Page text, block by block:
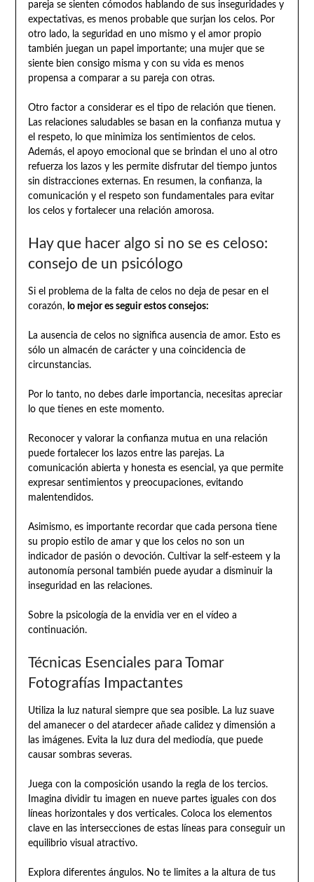
pareja se sienten cómodos hablando de sus inseguridades y
expectativas, es menos probable que surjan los celos. Por
otro lado, la seguridad en uno mismo y el amor propio
también juegan un papel importante; una mujer que se
siente bien consigo misma y con su vida es menos
propensa a comparar a su pareja con otras.
Otro factor a considerar es el tipo de relación que tienen.
Las relaciones saludables se basan en la confianza mutua y
el respeto, lo que minimiza los sentimientos de celos.
Además, el apoyo emocional que se brindan el uno al otro
refuerza los lazos y les permite disfrutar del tiempo juntos
sin distracciones externas. En resumen, la confianza, la
comunicación y el respeto son fundamentales para evitar
los celos y fortalecer una relación amorosa.
Hay que hacer algo si no se es celoso:
consejo de un psicólogo
Si el problema de la falta de celos no deja de pesar en el
corazón, lo mejor es seguir estos consejos:
La ausencia de celos no significa ausencia de amor. Esto es
sólo un almacén de carácter y una coincidencia de
circunstancias.
Por lo tanto, no debes darle importancia, necesitas apreciar
lo que tienes en este momento.
Reconocer y valorar la confianza mutua en una relación
puede fortalecer los lazos entre las parejas. La
comunicación abierta y honesta es esencial, ya que permite
expresar sentimientos y preocupaciones, evitando
malentendidos.
Asimismo, es importante recordar que cada persona tiene
su propio estilo de amar y que los celos no son un
indicador de pasión o devoción. Cultivar la self-esteem y la
autonomía personal también puede ayudar a disminuir la
inseguridad en las relaciones.
Sobre la psicología de la envidia ver en el vídeo a
continuación.
Técnicas Esenciales para Tomar
Fotografías Impactantes
Utiliza la luz natural siempre que sea posible. La luz suave
del amanecer o del atardecer añade calidez y dimensión a
las imágenes. Evita la luz dura del mediodía, que puede
causar sombras severas.
Juega con la composición usando la regla de los tercios.
Imagina dividir tu imagen en nueve partes iguales con dos
líneas horizontales y dos verticales. Coloca los elementos
clave en las intersecciones de estas líneas para conseguir un
equilibrio visual atractivo.
Explora diferentes ángulos. No te limites a la altura de tus